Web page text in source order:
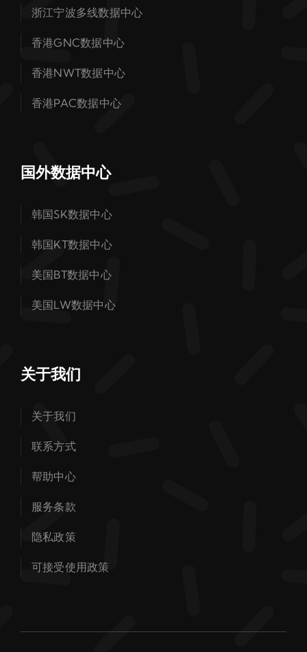
浙江宁波多线数据中心
香港GNC数据中心
香港NWT数据中心
香港PAC数据中心
国外数据中心
韩国SK数据中心
韩国KT数据中心
美国BT数据中心
美国LW数据中心
关于我们
关于我们
联系方式
帮助中心
服务条款
隐私政策
可接受使用政策